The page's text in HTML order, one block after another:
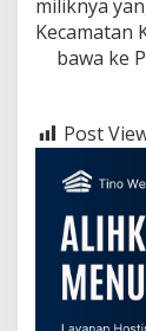
miliknya
Kecamatan
bawa ke
Post